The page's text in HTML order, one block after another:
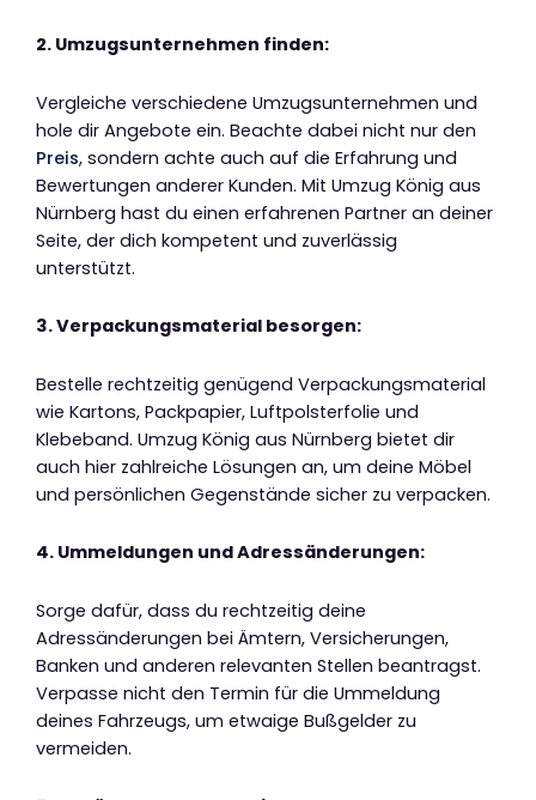
2. Umzugsunternehmen finden:
Vergleiche verschiedene Umzugsunternehmen und
hole dir Angebote ein. Beachte dabei nicht nur den
Preis, sondern achte auch auf die Erfahrung und
Bewertungen anderer Kunden. Mit Umzug König aus
Nürnberg hast du einen erfahrenen Partner an deiner
Seite, der dich kompetent und zuverlässig
unterstützt.
3. Verpackungsmaterial besorgen:
Bestelle rechtzeitig genügend Verpackungsmaterial
wie Kartons, Packpapier, Luftpolsterfolie und
Klebeband. Umzug König aus Nürnberg bietet dir
auch hier zahlreiche Lösungen an, um deine Möbel
und persönlichen Gegenstände sicher zu verpacken.
4. Ummeldungen und Adressänderungen:
Sorge dafür, dass du rechtzeitig deine
Adressänderungen bei Ämtern, Versicherungen,
Banken und anderen relevanten Stellen beantragst.
Verpasse nicht den Termin für die Ummeldung
deines Fahrzeugs, um etwaige Bußgelder zu
vermeiden.